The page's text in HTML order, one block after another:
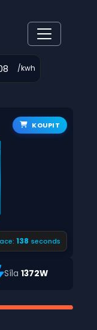
/kwh
KOUPIT
137 seconds
Síla1372W